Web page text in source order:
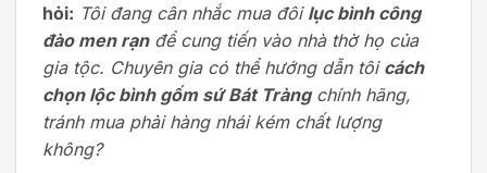
hỏi: Tôi đang cân nhắc mua đôi lục bình công
đào men rạnđể cung tiến vào nhà thờ họ của
gia tộc. Chuyên gia có thể hướng dẫn tôi cách
chọn lộc bình gốm sứ Bát Tràngchính hãng,
tránh mua phải hàng nhái kém chất lượng
không?